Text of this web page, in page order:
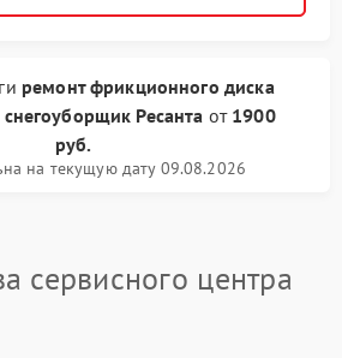
ремонт фрикционного диска
снегоуборщик Ресанта от 1900
руб.
на текущую дату 09.08.2026
сервисного центра